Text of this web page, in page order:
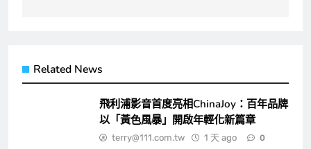
Related News
飛利浦影音首度亮相ChinaJoy：百年品牌
以「黃色風暴」開啟年輕化新篇章
terry@111.com.tw 1 天 ago 0